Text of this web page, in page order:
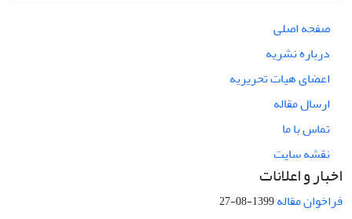
صفحه اصلی
درباره نشریه
اعضای هیات تحریریه
ارسال مقاله
تماس با ما
نقشه سایت
اخبار و اعلانات
فراخوان مقاله1399-08-27